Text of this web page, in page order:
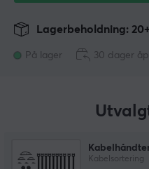
På lager
Lagerbeholdning:
30 dager
Kabelsortering